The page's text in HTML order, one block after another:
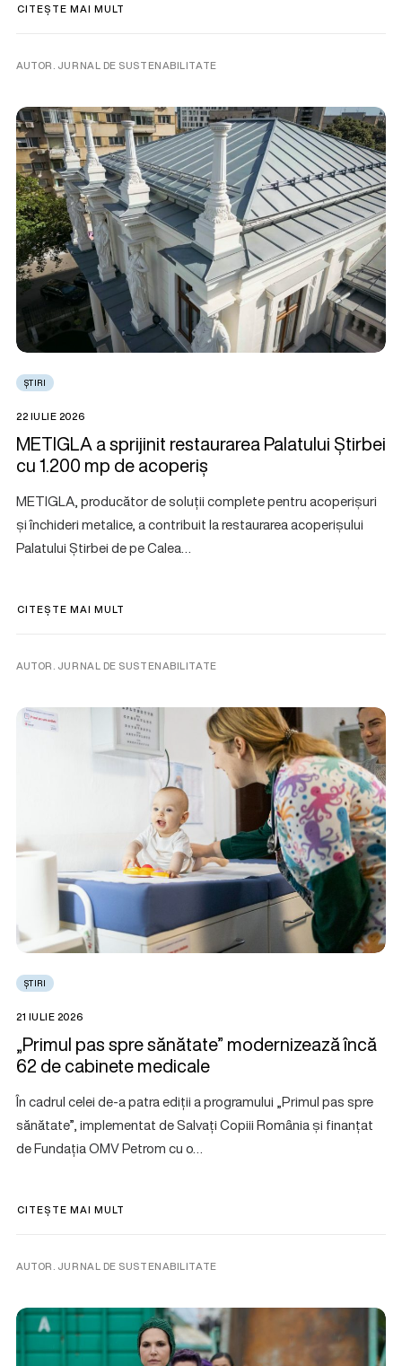
CITEȘTE MAI MULT
AUTOR. JURNAL DE SUSTENABILITATE
ȘTIRI
22 IULIE 2026
METIGLA a sprijinit restaurarea Palatului Știrbei
cu 1.200 mp de acoperiș
METIGLA, producător de soluții complete pentru acoperișuri
și închideri metalice, a contribuit la restaurarea acoperișului
Palatului Știrbei de pe Calea…
CITEȘTE MAI MULT
AUTOR. JURNAL DE SUSTENABILITATE
ȘTIRI
21 IULIE 2026
„Primul pas spre sănătate” modernizează încă
62 de cabinete medicale
În cadrul celei de-a patra ediții a programului „Primul pas spre
sănătate”, implementat de Salvați Copiii România și finanțat
de Fundația OMV Petrom cu o…
CITEȘTE MAI MULT
AUTOR. JURNAL DE SUSTENABILITATE